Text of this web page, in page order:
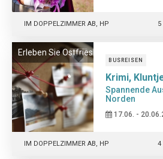
5
IM DOPPELZIMMER AB, HP
Erleben Sie Ostfriesland einmal anders
BUSREISEN
Krimi,
Spannende
Norden
17.06. -
4
IM DOPPELZIMMER AB, HP